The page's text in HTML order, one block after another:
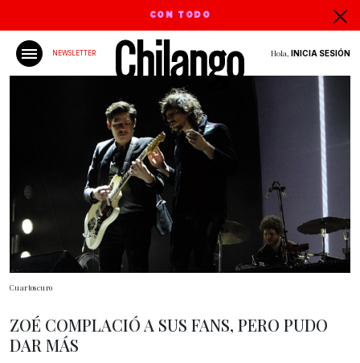
CON TODO
NEWSLETTER Hola, INICIA SESIÓN
Cuartoscuro
ZOÉ COMPLACIÓ A SUS FANS, PERO PUDO
DAR MÁS